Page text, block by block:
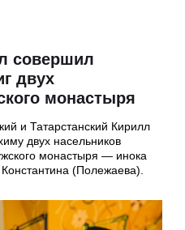
совершил
двух
монастыря
и Татарстанский Кирилл
двух насельников
монастыря — инока
(Полежаева).